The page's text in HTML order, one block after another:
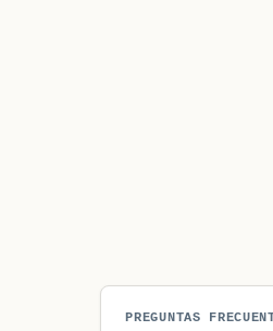
PREGUNTAS